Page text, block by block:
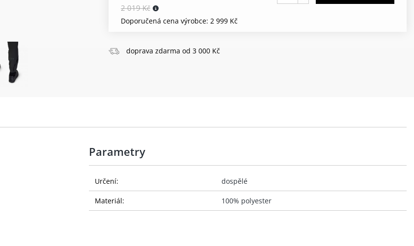
2 019 Kč
Doporučená cena výrobce: 2 999 Kč
doprava zdarma od 3 000 Kč
Parametry
Určení: dospělé
Materiál: 100% polyester